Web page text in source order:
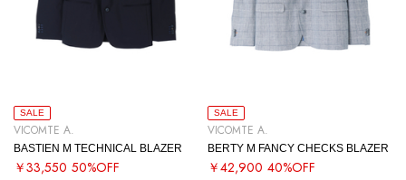
SALE
VICOMTE A.
BASTIEN M TECHNICAL BLAZER
￥33,550 50%OFF
SALE
VICOMTE A.
BERTY M FANCY CHECKS BLAZER
￥42,900 40%OFF